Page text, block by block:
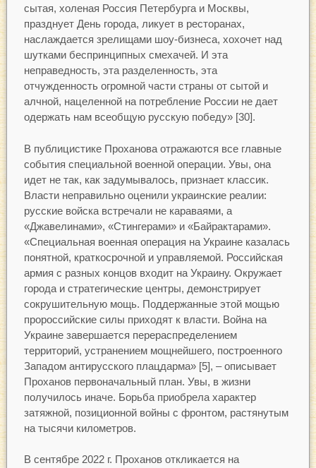
сытая, холеная Россия Петербурга и Москвы,
празднует День города, ликует в ресторанах,
наслаждается зрелищами шоу-бизнеса, хохочет над
шутками беспринципных смехачей. И эта
неправедность, эта разделенность, эта
отчужденность огромной части страны от сытой и
алчной, нацеленной на потребление России не дает
одержать нам всеобщую русскую победу» [30].
В публицистике Проханова отражаются все главные
события специальной военной операции. Увы, она
идет не так, как задумывалось, признает классик.
Власти неправильно оценили украинские реалии:
русские войска встречали не караваями, а
«Джавелинами», «Стингерами» и «Байрактарами».
«Специальная военная операция на Украине казалась
понятной, краткосрочной и управляемой. Российская
армия с разных концов входит на Украину. Окружает
города и стратегические центры, демонстрирует
сокрушительную мощь. Поддержанные этой мощью
пророссийские силы приходят к власти. Война на
Украине завершается перераспределением
территорий, устранением мощнейшего, построенного
Западом антирусского плацдарма» [5], – описывает
Проханов первоначальный план. Увы, в жизни
получилось иначе. Борьба приобрела характер
затяжной, позиционной войны с фронтом, растянутым
на тысячи километров.
В сентябре 2022 г. Проханов откликается на